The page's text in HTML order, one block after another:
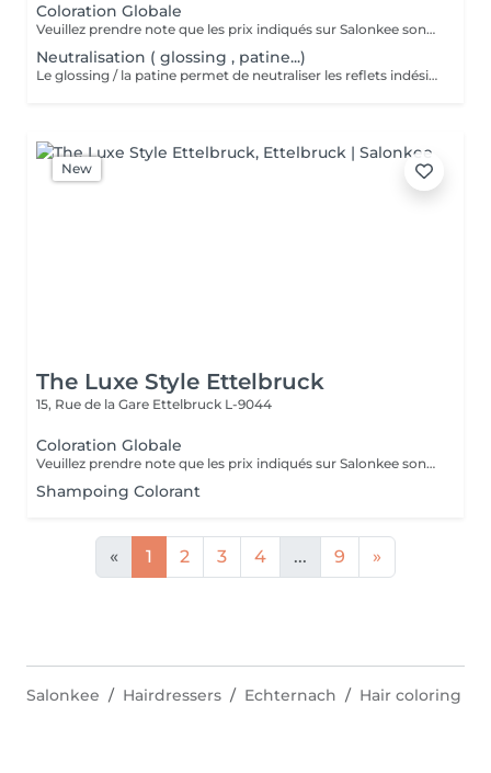
Coloration Globale
Veuillez prendre note que les prix indiqués sur Salonkee sont communiqués à titre informatif et s'entendent de base. Ces derniers sont susceptibles de varier selon le diagnostic réalisé à votre arrivée au salon et l'expertise du professionnel à qui vous confiez votre beauté. Dans tous les cas, un devis précis vous sera proposé et toutes réalisations de prestations seront effectuées avec votre accord. Un grand merci d'avance pour votre compréhension. Au plaisir de vous recevoir très vite.
Neutralisation ( glossing , patine...)
Le glossing / la patine permet de neutraliser les reflets indésirables , raviver la couleur et apporter de la brillance aux cheveux . Idéal après un balayage , des mèches ou une coloration , ce soin ravive l`éclat de la chevelure tout en apportant une finition plus homoggène et lumineuse .
New
The Luxe Style Ettelbruck
15, Rue de la Gare Ettelbruck L-9044
Coloration Globale
Veuillez prendre note que les prix indiqués sur Salonkee sont communiqués à titre informatif et s'entendent de base. Ces derniers sont susceptibles de varier selon le diagnostic réalisé à votre arrivée au salon et l'expertise du professionnel à qui vous confiez votre beauté. Dans tous les cas, un devis précis vous sera proposé et toutes réalisations de prestations seront effectuées avec votre accord. Un grand merci d'avance pour votre compréhension. Au plaisir de vous recevoir très vite.
Shampoing Colorant
« 1 2 3 4 ... 9 »
Salonkee Hairdressers Echternach Hair coloring